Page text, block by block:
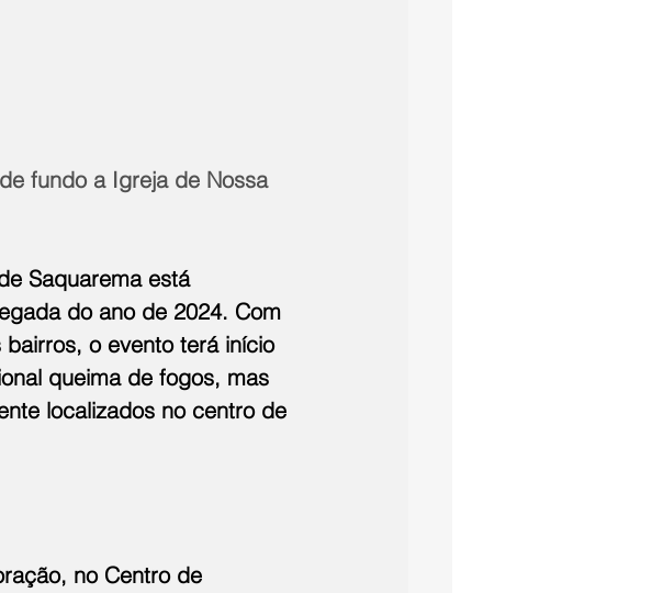
fundo a Igreja de Nossa
Saquarema está
do ano de 2024. Com
o evento terá início
queima de fogos, mas
localizados no centro de
no Centro de